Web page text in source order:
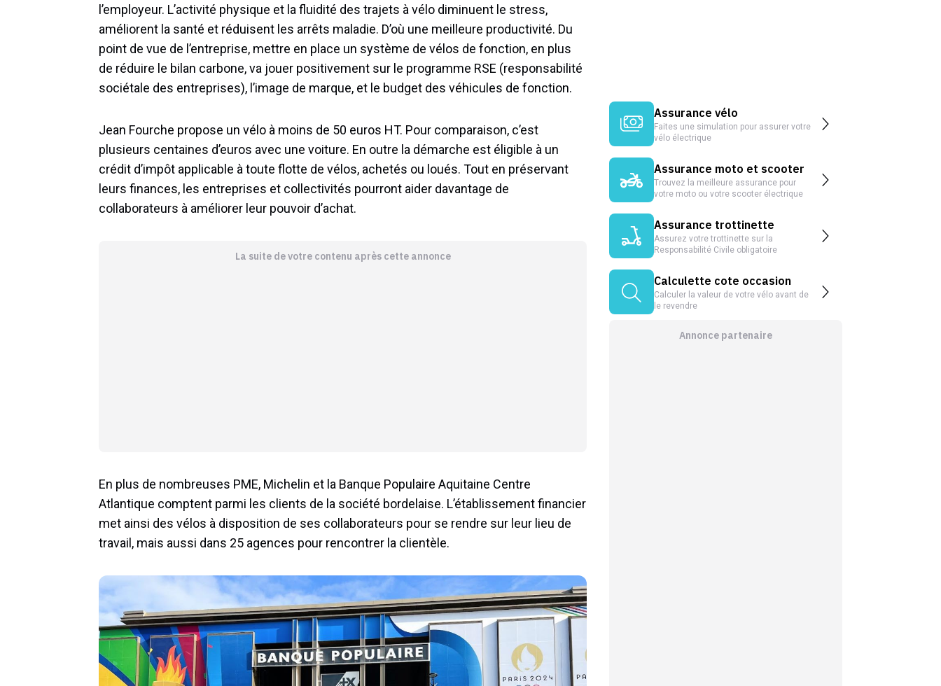
l’employeur. L’activité physique et la fluidité des trajets à vélo diminuent le stress,
améliorent la santé et réduisent les arrêts maladie. D’où une meilleure productivité. Du
point de vue de l’entreprise, mettre en place un système de vélos de fonction, en plus
de réduire le bilan carbone, va jouer positivement sur le programme RSE (responsabilité
sociétale des entreprises), l’image de marque, et le budget des véhicules de fonction.
Jean Fourche propose un vélo à moins de 50 euros HT. Pour comparaison, c’est
plusieurs centaines d’euros avec une voiture. En outre la démarche est éligible à un
crédit d’impôt applicable à toute flotte de vélos, achetés ou loués. Tout en préservant
leurs finances, les entreprises et collectivités pourront aider davantage de
collaborateurs à améliorer leur pouvoir d’achat.
La suite de votre contenu après cette annonce
En plus de nombreuses PME, Michelin et la Banque Populaire Aquitaine Centre
Atlantique comptent parmi les clients de la société bordelaise. L’établissement financier
met ainsi des vélos à disposition de ses collaborateurs pour se rendre sur leur lieu de
travail, mais aussi dans 25 agences pour rencontrer la clientèle.
Assurance vélo
Faites une simulation pour assurer votre
vélo électrique
Assurance moto et scooter
Trouvez la meilleure assurance pour
votre moto ou votre scooter électrique
Assurance trottinette
Assurez votre trottinette sur la
Responsabilité Civile obligatoire
Calculette cote occasion
Calculer la valeur de votre vélo avant de
le revendre
Annonce partenaire